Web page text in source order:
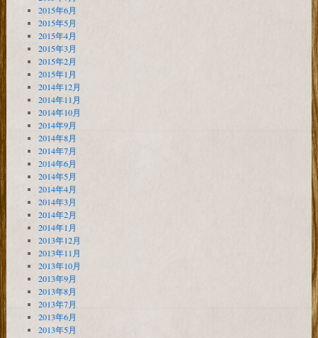
2015年6月
2015年5月
2015年4月
2015年3月
2015年2月
2015年1月
2014年12月
2014年11月
2014年10月
2014年9月
2014年8月
2014年7月
2014年6月
2014年5月
2014年4月
2014年3月
2014年2月
2014年1月
2013年12月
2013年11月
2013年10月
2013年9月
2013年8月
2013年7月
2013年6月
2013年5月